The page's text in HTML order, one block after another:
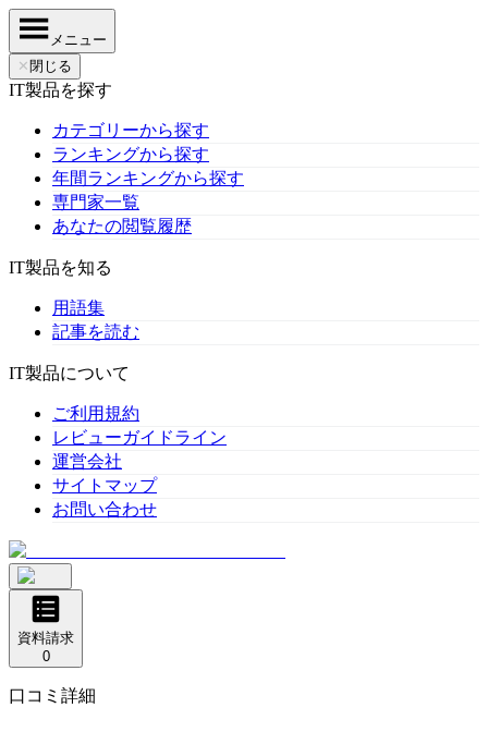
メニュー
✕ 閉じる
IT製品を探す
カテゴリーから探す
ランキングから探す
年間ランキングから探す
専門家一覧
あなたの閲覧履歴
IT製品を知る
用語集
記事を読む
IT製品について
ご利用規約
レビューガイドライン
運営会社
サイトマップ
お問い合わせ
資料請求
0
口コミ詳細